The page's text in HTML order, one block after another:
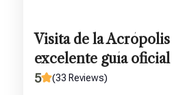
Visita de la
excelente guía oficial
5 (33 Reviews)